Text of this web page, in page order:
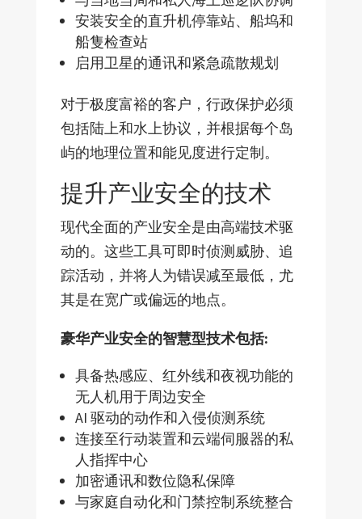
安装安全的直升机停靠站、船坞和
船隻检查站
启用卫星的通讯和紧急疏散规划
对于极度富裕的客户，行政保护必须
包括陆上和水上协议，并根据每个岛
屿的地理位置和能见度进行定制。
提升产业安全的技术
现代全面的产业安全是由高端技术驱
动的。这些工具可即时侦测威胁、追
踪活动，并将人为错误减至最低，尤
其是在宽广或偏远的地点。
豪华产业安全的智慧型技术包括:
具备热感应、红外线和夜视功能的
无人机用于周边安全
AI 驱动的动作和入侵侦测系统
连接至行动装置和云端伺服器的私
人指挥中心
加密通讯和数位隐私保障
与家庭自动化和门禁控制系统整合